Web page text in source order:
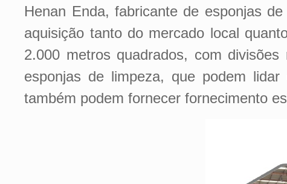
Henan Enda, fabricante de esponjas
aquisição tanto do mercado local
2.000 metros quadrados, com
esponjas de limpeza, que podem
também podem fornecer fornecimento